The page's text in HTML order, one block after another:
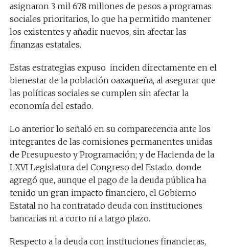
asignaron 3 mil 678 millones de pesos a programas
sociales prioritarios, lo que ha permitido mantener
los existentes y añadir nuevos, sin afectar las
finanzas estatales.
Estas estrategias expuso inciden directamente en el
bienestar de la población oaxaqueña, al asegurar que
las políticas sociales se cumplen sin afectar la
economía del estado.
Lo anterior lo señaló en su comparecencia ante los
integrantes de las comisiones permanentes unidas
de Presupuesto y Programación; y de Hacienda de la
LXVI Legislatura del Congreso del Estado, donde
agregó que, aunque el pago de la deuda pública ha
tenido un gran impacto financiero, el Gobierno
Estatal no ha contratado deuda con instituciones
bancarias ni a corto ni a largo plazo.
Respecto a la deuda con instituciones financieras,